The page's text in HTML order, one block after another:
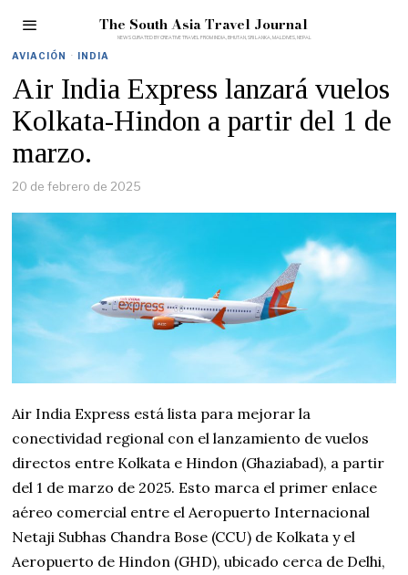
The South Asia Travel Journal
AVIACIÓN · INDIA
Air India Express lanzará vuelos
Kolkata-Hindon a partir del 1 de
marzo.
20 de febrero de 2025
Air India Express está lista para mejorar la
conectividad regional con el lanzamiento de vuelos
directos entre Kolkata e Hindon (Ghaziabad), a partir
del 1 de marzo de 2025. Esto marca el primer enlace
aéreo comercial entre el Aeropuerto Internacional
Netaji Subhas Chandra Bose (CCU) de Kolkata y el
Aeropuerto de Hindon (GHD), ubicado cerca de Delhi,